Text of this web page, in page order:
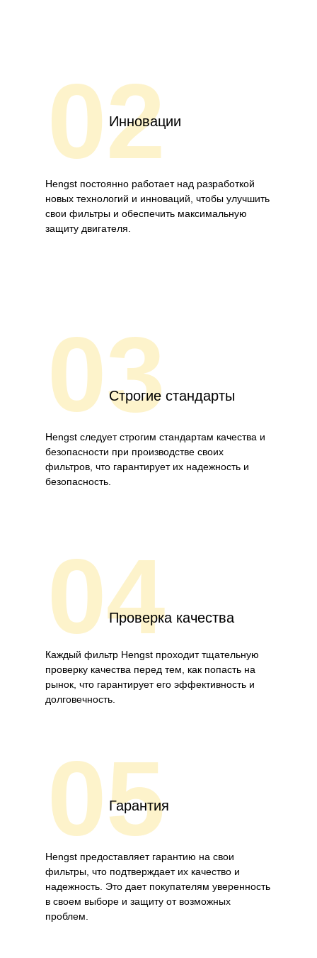
02
Инновации
Hengst постоянно работает над разработкой
новых технологий и инноваций, чтобы улучшить
свои фильтры и обеспечить максимальную
защиту двигателя.
03Строгие стандарты
Hengst следует строгим стандартам качества и
безопасности при производстве своих
фильтров, что гарантирует их надежность и
безопасность.
04Проверка качества
Каждый фильтр Hengst проходит тщательную
проверку качества перед тем, как попасть на
рынок, что гарантирует его эффективность и
долговечность.
05
Гарантия
Hengst предоставляет гарантию на свои
фильтры, что подтверждает их качество и
надежность. Это дает покупателям уверенность
в своем выборе и защиту от возможных
проблем.